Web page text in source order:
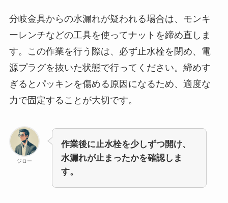
分岐金具からの水漏れが疑われる場合は、モンキ
ーレンチなどの工具を使ってナットを締め直しま
す。この作業を行う際は、必ず止水栓を閉め、電
源プラグを抜いた状態で行ってください。締めす
ぎるとパッキンを傷める原因になるため、適度な
力で固定することが大切です。
ジロー
作業後に止水栓を少しずつ開け、
水漏れが止まったかを確認しま
す。